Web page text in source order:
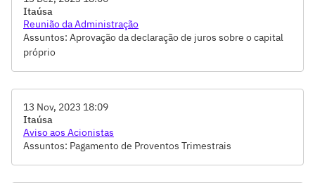
Itaúsa
Reunião da Administração
Assuntos: Aprovação da declaração de juros sobre o capital
próprio
13 Nov, 2023 18:09
Itaúsa
Aviso aos Acionistas
Assuntos: Pagamento de Proventos Trimestrais